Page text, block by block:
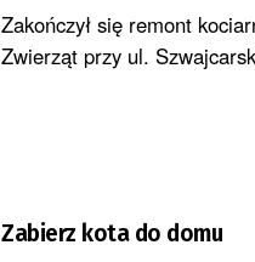
Zakończył się remont
Zwierząt przy ul.
Zabierz kota do domu